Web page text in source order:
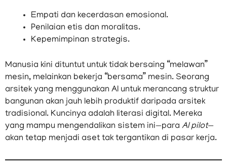
Empati dan kecerdasan emosional.
Penilaian etis dan moralitas.
Kepemimpinan strategis.
Manusia kini dituntut untuk tidak bersaing “melawan”
mesin, melainkan bekerja “bersama” mesin. Seorang
arsitek yang menggunakan AI untuk merancang struktur
bangunan akan jauh lebih produktif daripada arsitek
tradisional. Kuncinya adalah literasi digital. Mereka
yang mampu mengendalikan sistem ini—para AI pilot—
akan tetap menjadi aset tak tergantikan di pasar kerja.